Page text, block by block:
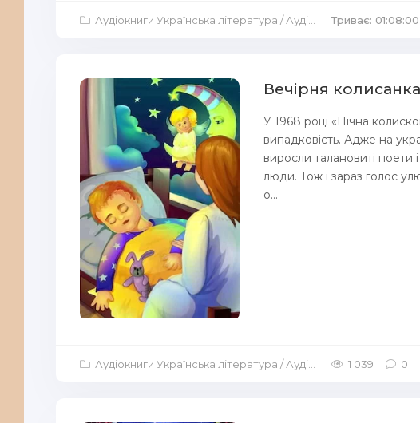
Аудіокниги Українська література /Аудіокниги Дитяча література Триває: 01:08:00
Вечірня колисанка
У 1968 році «Нічна
випадковість. Адже на
виросли талановиті поети
люди. Тож і зараз голос
о...
Аудіокниги Українська література /Аудіокниги Казка 1 039 0